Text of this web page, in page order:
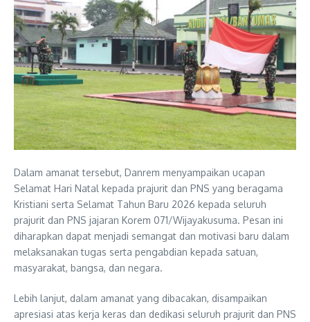
Dalam amanat tersebut, Danrem menyampaikan ucapan
Selamat Hari Natal kepada prajurit dan PNS yang beragama
Kristiani serta Selamat Tahun Baru 2026 kepada seluruh
prajurit dan PNS jajaran Korem 071/Wijayakusuma. Pesan ini
diharapkan dapat menjadi semangat dan motivasi baru dalam
melaksanakan tugas serta pengabdian kepada satuan,
masyarakat, bangsa, dan negara.
Lebih lanjut, dalam amanat yang dibacakan, disampaikan
apresiasi atas kerja keras dan dedikasi seluruh prajurit dan PNS